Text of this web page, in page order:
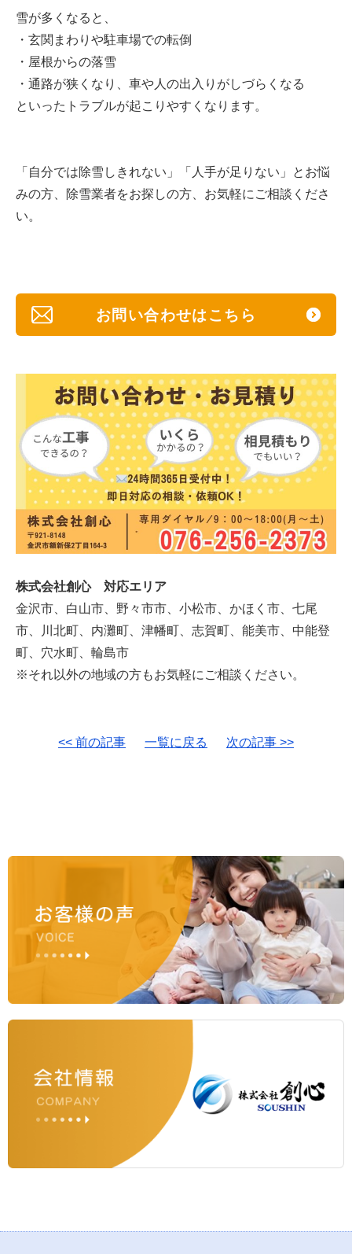
雪が多くなると、
・玄関まわりや駐車場での転倒
・屋根からの落雪
・通路が狭くなり、車や人の出入りがしづらくなる
といったトラブルが起こりやすくなります。
「自分では除雪しきれない」「人手が足りない」とお悩
みの方、除雪業者をお探しの方、お気軽にご相談くださ
い。
お問い合わせはこちら
株式会社創心 対応エリア
金沢市、白山市、野々市市、小松市、かほく市、七尾
市、川北町、内灘町、津幡町、志賀町、能美市、中能登
町、穴水町、輪島市
※それ以外の地域の方もお気軽にご相談ください。
<< 前の記事 一覧に戻る 次の記事 >>